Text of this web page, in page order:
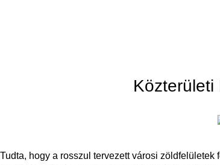
Tudta, hogy a rosszul tervezett városi